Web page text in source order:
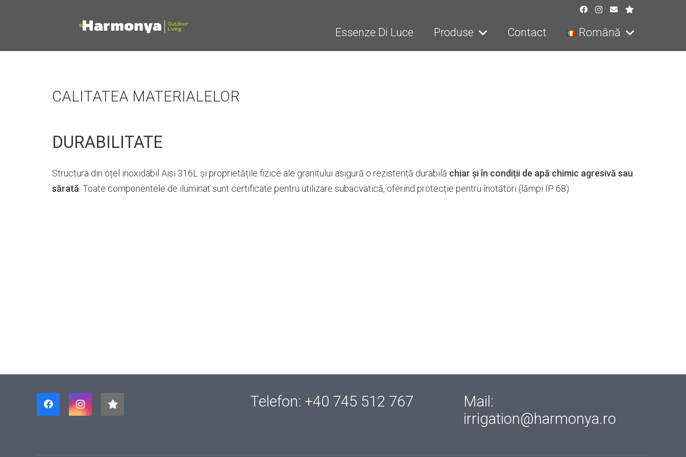
Essenze Di Luce Produse Contact Română
CALITATEA MATERIALELOR
DURABILITATE
Structura din oțel inoxidabil Aisi 316L și proprietățile fizice ale granitului asigură o rezistență durabilă chiar și în condiții de apă chimic agresivă sau
sărată . Toate componentele de iluminat sunt certificate pentru utilizare subacvatică, oferind protecție pentru înotători (lămpi IP 68).
Telefon: +40 745 512 767
Mail:
irrigation@harmonya.ro